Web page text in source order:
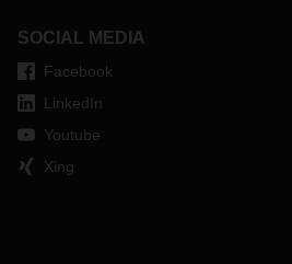
SOCIAL MEDIA
Facebook
LinkedIn
Youtube
Xing